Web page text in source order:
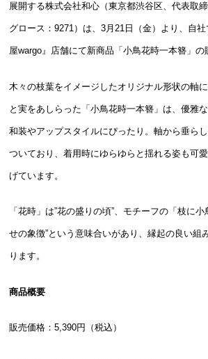
展開する株式会社和心（東京都渋谷区、代表取
グロース：9271）は、3月21日（金）より、自
屋wargo』店舗にて新商品「小鳥花時一本簪」の
木々の枝葉をイメージしたオリジナル形状の軸
と実をあしらった「小鳥花時一本簪」は、優雅
和装やアップスタイルにぴったり。軸から垂ら
ついており、着用時にゆらゆらと揺れる姿も可
げています。
「花時」は”花の盛りの頃”、モチーフの「枝に
せの象徴”という意味合いがあり、縁起の良い組
ります。
商品概要
販売価格：5,390円（税込）